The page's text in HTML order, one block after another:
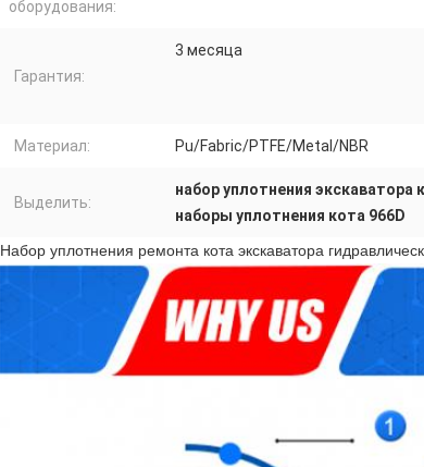
оборудования:
Гарантия:
3 месяца
Материал: Pu/Fabric/PTFE/Metal/NBR
Выделить:
набор уплотнения экскаватора
наборы уплотнения кота 966D
Набор уплотнения ремонта кота экскаватора